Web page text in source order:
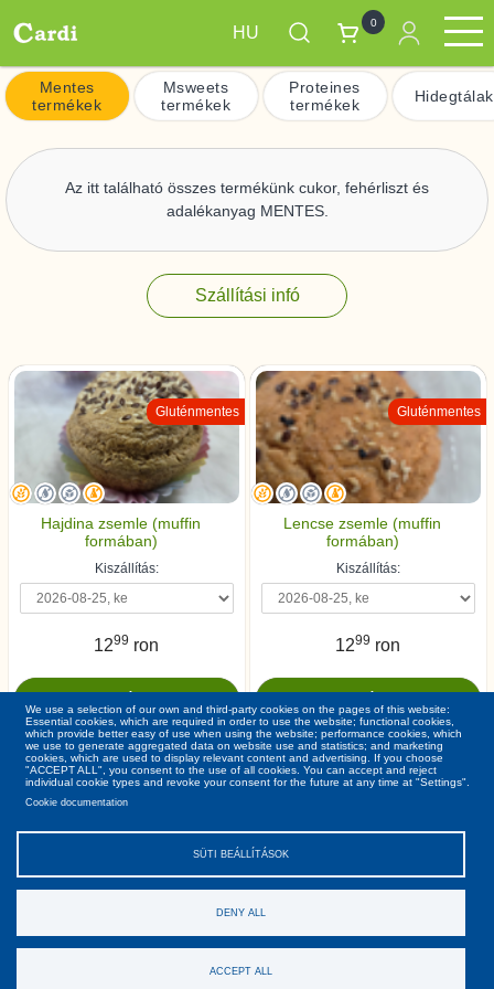
Ugrás
a
tartalomra
Main
Étrend Csomagok
Termékek
Napi menük
Rendelésre
HU
0
Mentes
termékek
Msweets
termékek
Proteines
termékek
Hidegtálak
Az itt található összes termékünk cukor, fehérliszt és
adalékanyag MENTES.
Szállítási infó
Gluténmentes
Hajdina zsemle (muffin
formában)
Kiszállítás:
1299 ron
Gluténmentes
Lencse zsemle (muffin
formában)
Kiszállítás:
1299 ron
We use a selection of our own and third-party cookies on the pages of this website:
Essential cookies, which are required in order to use the website; functional cookies,
which provide better easy of use when using the website; performance cookies, which
we use to generate aggregated data on website use and statistics; and marketing
cookies, which are used to display relevant content and advertising. If you choose
"ACCEPT ALL", you consent to the use of all cookies. You can accept and reject
individual cookie types and revoke your consent for the future at any time at "Settings".
Cookie documentation
SÜTI BEÁLLÍTÁSOK
DENY ALL
ACCEPT ALL
Rólunk